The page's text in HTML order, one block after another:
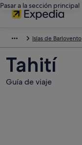
Pasar a la sección principal
Islas de Barlovento
Tahití
Guía de viaje